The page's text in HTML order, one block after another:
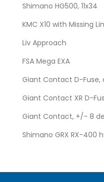
Shimano HG500, 11x34
KMC X10 with Missing
Liv Approach
FSA Mega EXA
Giant Contact D-Fuse,
Giant Contact XR D-
Giant Contact, +/- 8
Shimano GRX RX-400